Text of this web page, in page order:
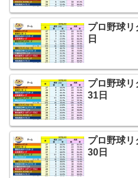
プロ野球
日
プロ野球リ
31日
プロ野球リ
30日